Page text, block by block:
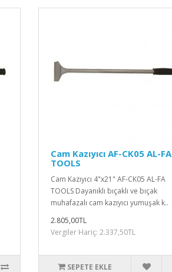
Cam Kazıyıcı AF-CK05 AL-FA
TOOLS
Cam Kazıyıcı 4"x21" AF-CK05 AL-FA
TOOLS Dayanıklı bıçaklı ve bıçak
muhafazalı cam kazıyıcı yumuşak k..
2.805,00TL
Vergiler Hariç: 2.337,50TL
SEPETE EKLE